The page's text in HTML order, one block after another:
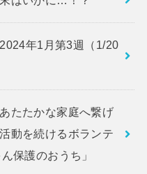
年1月第3週（1/20
たたかな家庭へ繋げ
動を続けるボランテ
保護のおうち」